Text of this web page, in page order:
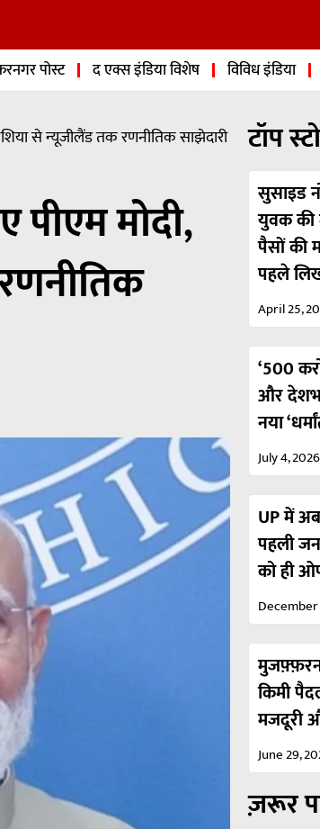
पोस्ट द एक्स इंडिया विशेष विविध इंडिया
से न्यूजीलैंड तक रणनीतिक साझेदारी
पीएम मोदी,
टॉप
सुसाइड
युवक की
पैसों की
पहले
April 25,
‘500
और
नया
July 4, 2026
UP में
पहली
को ही
December
किमी
मजदूरी
June 29,
ज़रूर